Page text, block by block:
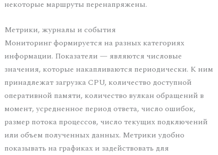
некоторые маршруты перенапряжены.
Метрики, журналы и события
Мониторинг формируется на разных категориях
информации. Показатели — являются числовые
значения, которые накапливаются периодически. К ним
принадлежат загрузка CPU, количество доступной
оперативной памяти, количество вулкан обращений в
момент, усредненное период ответа, число ошибок,
размер потока процессов, число текущих подключений
или объем полученных данных. Метрики удобно
показывать на графиках и задействовать для